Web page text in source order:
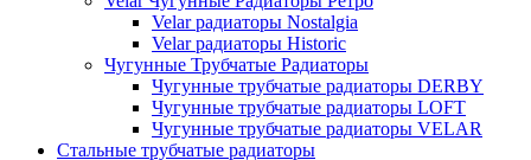
Velar радиаторы Nostalgia
Velar радиаторы Historic
Чугунные Трубчатые Радиаторы
Чугунные трубчатые радиаторы DERBY
Чугунные трубчатые радиаторы LOFT
Чугунные трубчатые радиаторы VELAR
Стальные трубчатые радиаторы